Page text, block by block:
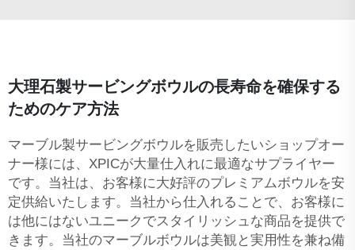
大理石製サービングボウルの長寿命を確保する
ためのケア方法
マーブル製サービングボウルを販売したいショップオー
ナー様には、XPICが大量仕入れに最適なサプライヤー
です。当社は、お客様に大好評のプレミアムボウルを安
定供給いたします。当社から仕入れることで、お客様に
は他にはないユニークでスタイリッシュな商品を提供で
きます。当社のマーブルボウルは美観と実用性を兼ね備